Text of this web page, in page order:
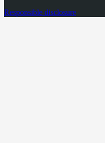
Responsible disclosure